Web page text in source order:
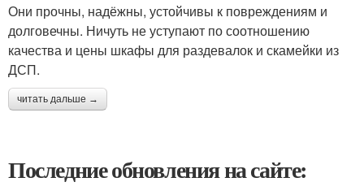
Они прочны, надёжны, устойчивы к повреждениям и
долговечны. Ничуть не уступают по соотношению
качества и цены шкафы для раздевалок и скамейки из
ДСП.
читать дальше →
Последние обновления на сайте: